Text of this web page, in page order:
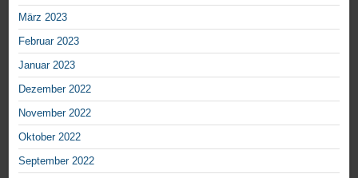
März 2023
Februar 2023
Januar 2023
Dezember 2022
November 2022
Oktober 2022
September 2022